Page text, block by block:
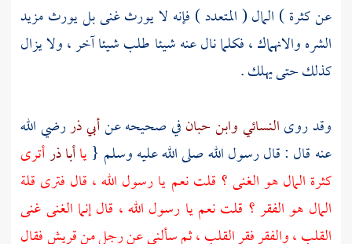
عن كثرة ) المال ( المتعدد ) فإنه لا يورث غنى بل يورث مزيد
الشره والانهماك ، فكلما نال عنه شيئا طلب شيئا آخر ، ولا يزال
كذلك حتى يهلك .
وقد روىالنسائيوابن حبانفي صحيحه عنأبي ذررضي الله
عنه قال : قال رسول الله صلى الله عليه وسلم {ياأبا ذرأترى
كثرة المال هو الغنى ؟ قلت نعم يا رسول الله ، قال فترى قلة
المال هو الفقر ؟ قلت نعم يا رسول الله ، قال إنما الغنى غنى
القلب ، والفقر فقر القلب ، ثم سألني عن رجل منقريشفقال